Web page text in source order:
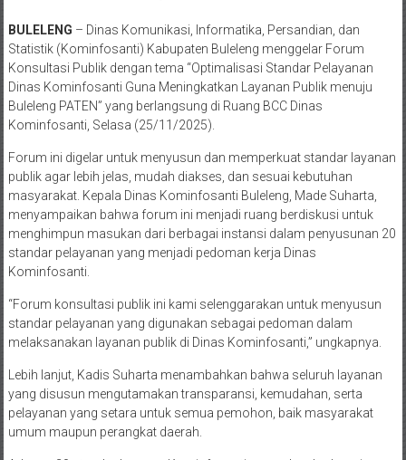
BULELENG – Dinas Komunikasi, Informatika, Persandian, dan
Statistik (Kominfosanti) Kabupaten Buleleng menggelar Forum
Konsultasi Publik dengan tema “Optimalisasi Standar Pelayanan
Dinas Kominfosanti Guna Meningkatkan Layanan Publik menuju
Buleleng PATEN” yang berlangsung di Ruang BCC Dinas
Kominfosanti, Selasa (25/11/2025).
Forum ini digelar untuk menyusun dan memperkuat standar layanan
publik agar lebih jelas, mudah diakses, dan sesuai kebutuhan
masyarakat. Kepala Dinas Kominfosanti Buleleng, Made Suharta,
menyampaikan bahwa forum ini menjadi ruang berdiskusi untuk
menghimpun masukan dari berbagai instansi dalam penyusunan 20
standar pelayanan yang menjadi pedoman kerja Dinas
Kominfosanti.
“Forum konsultasi publik ini kami selenggarakan untuk menyusun
standar pelayanan yang digunakan sebagai pedoman dalam
melaksanakan layanan publik di Dinas Kominfosanti,” ungkapnya.
Lebih lanjut, Kadis Suharta menambahkan bahwa seluruh layanan
yang disusun mengutamakan transparansi, kemudahan, serta
pelayanan yang setara untuk semua pemohon, baik masyarakat
umum maupun perangkat daerah.